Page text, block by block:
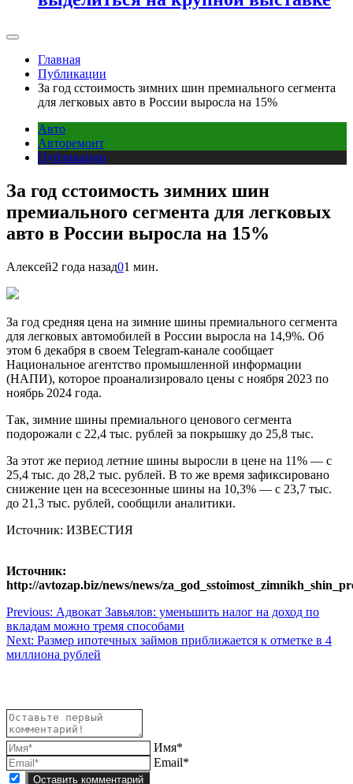
Главная
Публикации
За год сстоимость зимних шин премиального сегмента
для легковых авто в России выросла на 15%
Авто
Авторемонт
Публикации
За год сстоимость зимних шин
премиального сегмента для легковых
авто в России выросла на 15%
Алексей2 года назад01 мин.
За год средняя цена на зимние шины премиального сегмента
для легковых автомобилей в России выросла на 14,9%. Об
этом 6 декабря в своем Telegram-канале сообщает
Национальное агентство промышленной информации
(НАПИ), которое проанализировало цены с ноября 2023 по
ноябрь 2024 года.
Так, зимние шины премиального ценового сегмента
подорожали с 22,4 тыс. рублей за покрышку до 25,8 тыс.
За этот же период летние шины выросли в цене на 11% — с
25,4 тыс. до 28,2 тыс. рублей. В то же время зафиксировано
снижение цен на всесезонные шины на 10,3% — с 23,7 тыс.
до 21,3 тыс. рублей, сообщили аналитики.
Источник: ИЗВЕСТИЯ
Источник:
http://avtozap.biz/news/news/
Навигация
по
записям
Previous: Адвокат Завьялов: уменьшить налог на доход по
вкладам можно тремя способами
Next: Размер ипотечных займов приближается к отметке в 4
миллиона рублей
Имя*
Email*